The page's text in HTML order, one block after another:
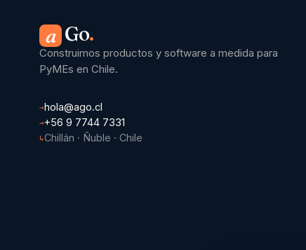
a Go.
Construimos productos y software a medida para
PyMEs en Chile.
→hola@ago.cl
→+56 9 7744 7331
↳Chillán · Ñuble · Chile